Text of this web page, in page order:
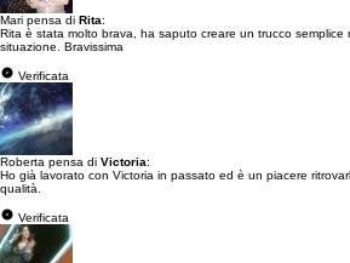
Mari pensa di Rita:
Rita è stata molto brava, ha saputo creare un trucco semplice
situazione. Bravissima
Verificata
Roberta pensa di Victoria:
Ho già lavorato con Victoria in passato ed è un piacere
qualità.
Verificata